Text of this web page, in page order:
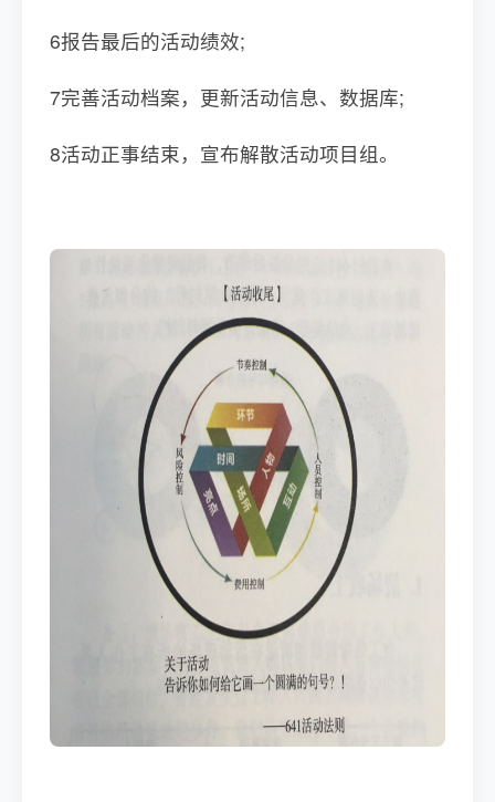
6报告最后的活动绩效;
7完善活动档案，更新活动信息、数据库;
8活动正事结束，宣布解散活动项目组。